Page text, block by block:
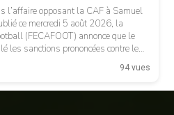
l’affaire opposant la CAF à Samuel
ce mercredi 5 août 2026, la
(FECAFOOT) annonce que le
les sanctions prononcées contre le
Le dossier concernait les
Cameroun-Maroc […]
94 vues